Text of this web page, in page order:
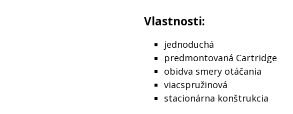
Vlastnosti:
jednoduchá
predmontovaná Cartridge
obidva smery otáčania
viacspružinová
stacionárna konštrukcia